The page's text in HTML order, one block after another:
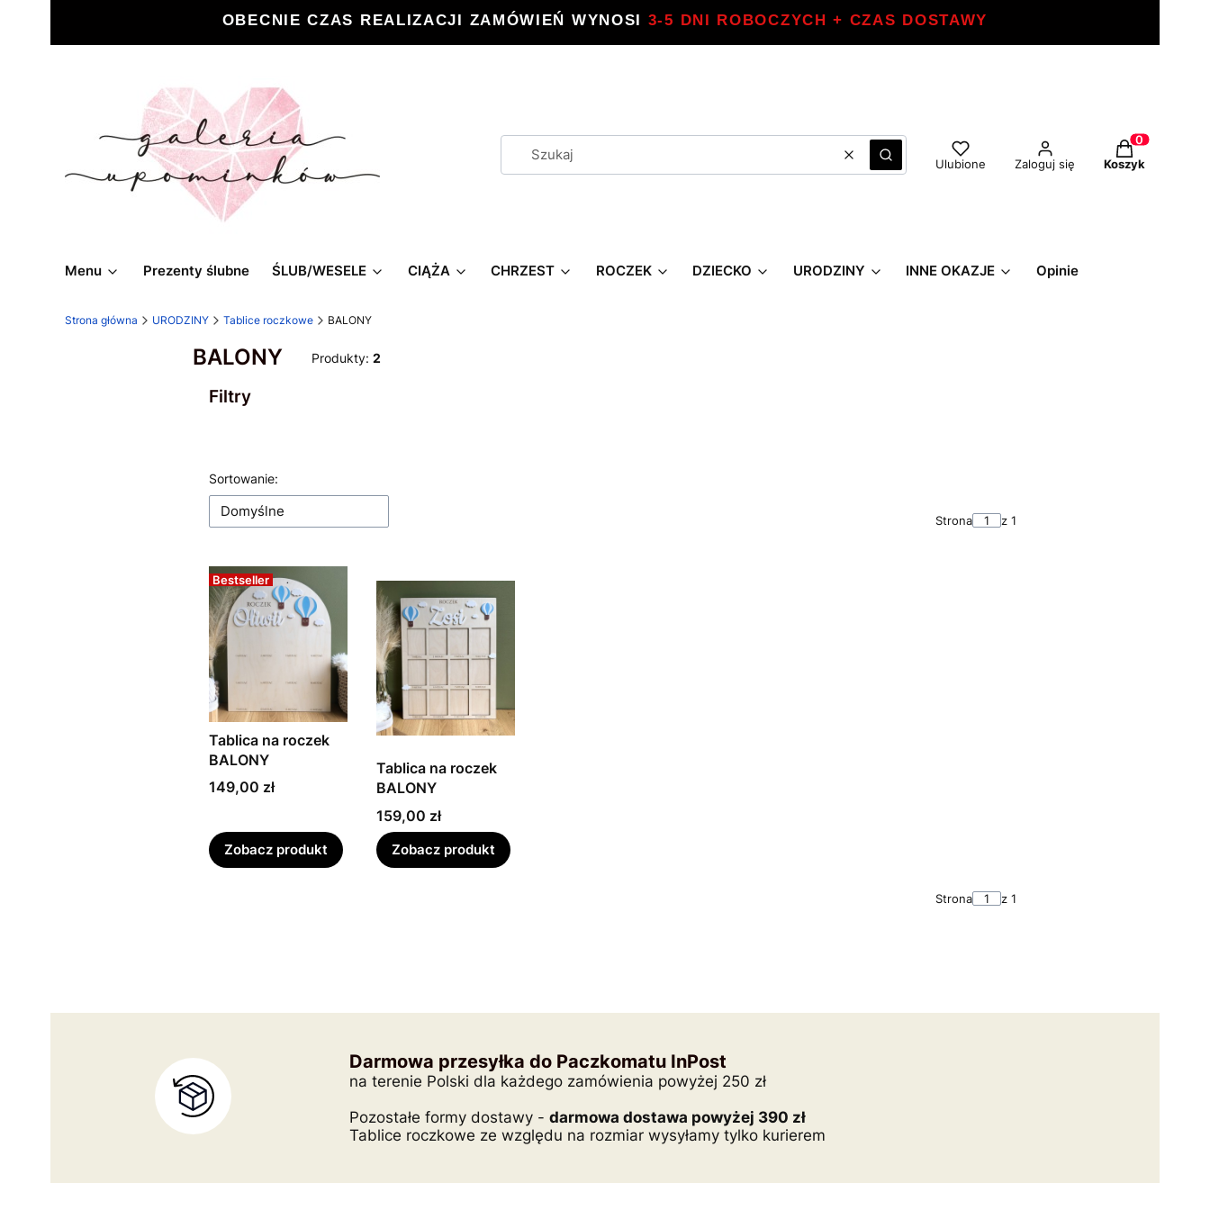
OBECNIE CZAS REALIZACJI ZAMÓWIEŃ WYNOSI 3-5 DNI ROBOCZYCH + CZAS DOSTAWY
WyczyśćSzukaj Ulubione Zaloguj się
Produkty w
Koszyk
Menu Prezenty ślubne ŚLUB/WESELE CIĄŻA CHRZEST ROCZEK DZIECKO URODZINY INNE OKAZJE Opinie
Strona główna URODZINY Tablice roczkowe BALONY
BALONY Produkty: 2
Filtry
Lista produktów
Sortowanie:
Domyślne
Strona z 1
Bestseller
Tablica na roczek
BALONY
Cena
149,00 zł
Zobacz produkt
Tablica na roczek
BALONY
Cena
159,00 zł
Zobacz produkt
Strona z 1
Darmowa przesyłka do Paczkomatu InPost
na terenie Polski dla każdego zamówienia powyżej 250 zł
Pozostałe formy dostawy - darmowa dostawa powyżej 390 zł
Tablice roczkowe ze względu na rozmiar wysyłamy tylko kurierem